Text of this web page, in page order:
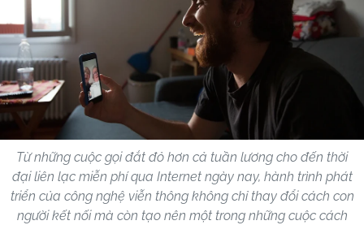
Từ những cuộc gọi đắt đỏ hơn cả tuần lương cho đến thời
đại liên lạc miễn phí qua Internet ngày nay, hành trình phát
triển của công nghệ viễn thông không chỉ thay đổi cách con
người kết nối mà còn tạo nên một trong những cuộc cách